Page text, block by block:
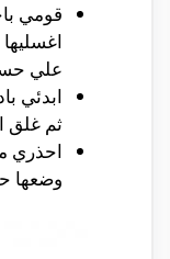
قومي
علي
ابدئي
ثم غلق
احذري
وضعها